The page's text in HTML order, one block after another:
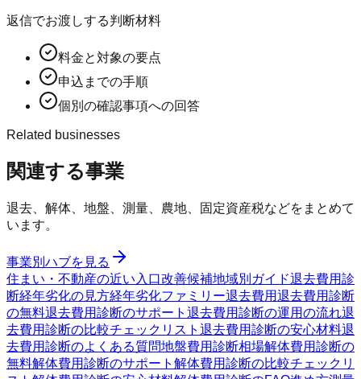
返信でお渡しする判断材料
料金と対象の要点
申込までの手順
個別の確認事項への回答
Related businesses
関連する事業
退去、解体、地盤、測量、農地、固定資産税などをまとめて
います。
事業別ハブを見る
住まい・不動産の近い入口改善候補地域別ガイド退去費用診
断経年劣化の見方経年劣化ファミリー退去費用退去費用診断
の無料退去費用診断のサポート 退去費用診断の運用の流れ退
去費用診断の比較チェックリスト 退去費用診断の安心材料退
去費用診断のよくある質問地盤費用診断相場解体費用診断の
無料解体費用診断のサポート 解体費用診断の比較チェックリ